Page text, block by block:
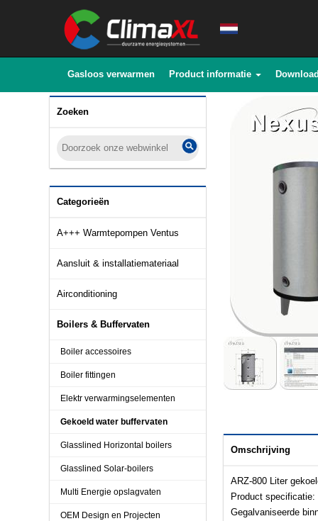
Gasloos verwarmen Product informatie
Zoeken
Categorieën
A+++ Warmtepompen Ventus
Aansluit & installatiemateriaal
Airconditioning
Boilers & Buffervaten
Boiler accessoires
Boiler fittingen
Elektr verwarmingselementen
Gekoeld water buffervaten
Glasslined Horizontal boilers
Glasslined Solar-boilers
Multi Energie opslagvaten
OEM Design en Projecten
Omschrijving
ARZ-800 Liter
Product specificatie:
Gegalvaniseerde